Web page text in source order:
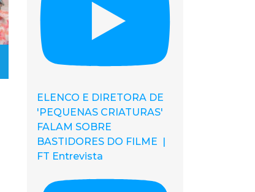
ELENCO E DIRETORA DE
'PEQUENAS CRIATURAS'
FALAM SOBRE
BASTIDORES DO FILME |
FT Entrevista